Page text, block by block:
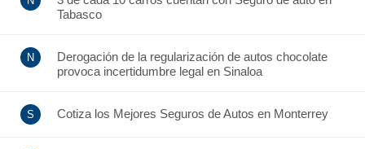
Tabasco
Derogación de la regularización de autos chocolate
provoca incertidumbre legal en Sinaloa
Cotiza los Mejores Seguros de Autos en Monterrey